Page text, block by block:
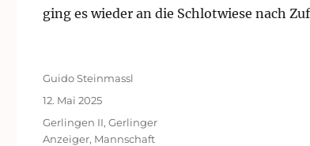
ging es wieder an die Schlotwiese nach
Autor
Guido Steinmassl
Veröffentlicht
12. Mai 2025
Kategorien
Gerlingen II, Gerlinger
Anzeiger, Mannschaft